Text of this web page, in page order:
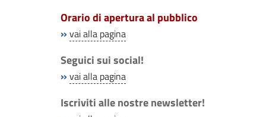
Orario di apertura al pubblico
» vai alla pagina
Seguici sui social!
» vai alla pagina
Iscriviti alle nostre newsletter!